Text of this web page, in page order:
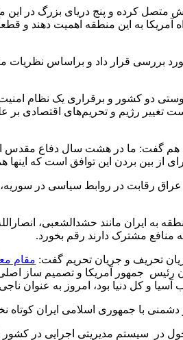
متصل کرده و پنج دریای بزرگ در
به این منطقه اهمیت دهند و قطعاً
در ادامه نشست مناقشات ایران و امریکا را در آینده‌ نزدیک و
دو کشور و برقراری یک نظام
تغییر رژیم و تحریم‌های اقتصادی بر
هم گفت: ما در هشت سال دفاع مقدس
بین بردن این توافق است که اینها
رقابت در روابط سیاسی در سوریه،
ایران مانند حشدالشعبی،
منافع مشترک دارند رقم بخورد.
تحریف و جریان تحریم گفت: مقام
جمهور آمریکا و تصمیم ساز اصلی
و کل دنیا بود، امروز به عنوان
با جمهوری اسلامی ایران کوتاه
در سیستم مدیریتی اجرایی در